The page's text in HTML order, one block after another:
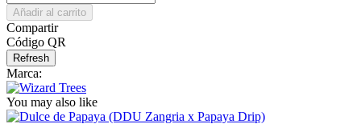
Añadir al carrito
Compartir
Código QR
Marca:
You may also like